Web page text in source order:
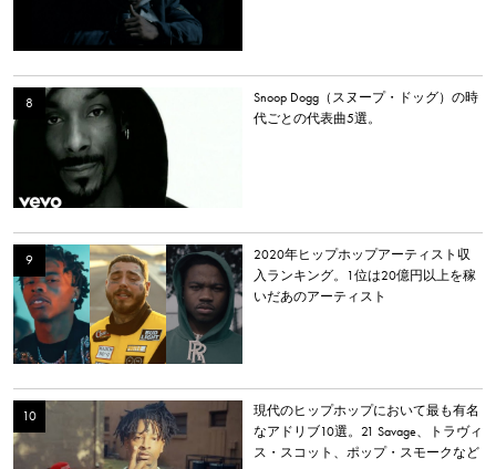
Snoop Dogg（スヌープ・ドッグ）の時
代ごとの代表曲5選。
2020年ヒップホップアーティスト収
入ランキング。1位は20億円以上を稼
いだあのアーティスト
現代のヒップホップにおいて最も有名
なアドリブ10選。21 Savage、トラヴィ
ス・スコット、ポップ・スモークなど